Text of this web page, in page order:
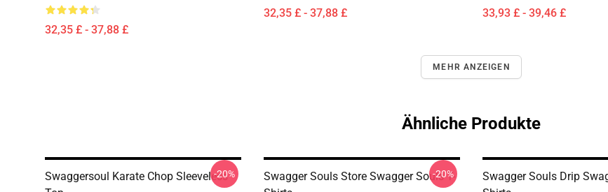
32,35 £ - 37,88 £
32,35 £ - 37,88 £ 33,93 £ - 39,46 £
MEHR ANZEIGEN
Ähnliche Produkte
Swaggersoul Karate Chop Sleeveless
-20%
Swagger Souls Store Swagger Souls T-
-20%
Swagger Souls Drip